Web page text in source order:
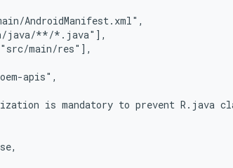
AndroidManifest.xml",
java/**/*.java"],
main/res"],
apis",
is mandatory to prevent R.java